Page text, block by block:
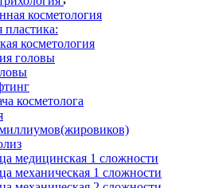
косметология
пластика:
косметология
головы
косметолога
медицинская 1 сложности
механическая 1 сложности